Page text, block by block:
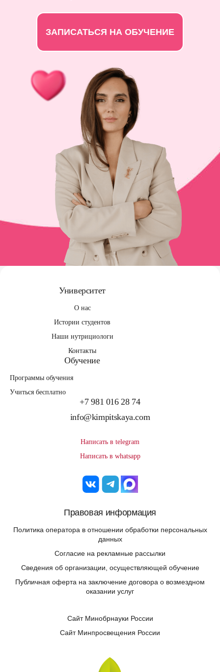
ЗАПИСАТЬСЯ НА ОБУЧЕНИЕ
Правовая информация
Политика оператора в отношении обработки персональных
данных
Согласие на рекламные рассылки
Сведения об организации, осуществляющей обучение
Публичная оферта на заключение договора о возмездном
оказании услуг
Сайт Минобрнауки России
Сайт Минпросвещения России
+7 981 016 28 74
info@kimpitskaya.com
Написать в telegram
Написать в whatsapp
Университет
О нас
Истории студентов
Наши нутрициологи
Контакты
Обучение
Программы обучения
Учиться бесплатно